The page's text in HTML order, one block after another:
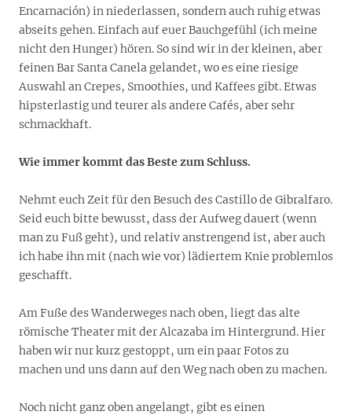
Encarnación) in niederlassen, sondern auch ruhig etwas
abseits gehen. Einfach auf euer Bauchgefühl (ich meine
nicht den Hunger) hören. So sind wir in der kleinen, aber
feinen Bar Santa Canela gelandet, wo es eine riesige
Auswahl an Crepes, Smoothies, und Kaffees gibt. Etwas
hipsterlastig und teurer als andere Cafés, aber sehr
schmackhaft.
Wie immer kommt das Beste zum Schluss.
Nehmt euch Zeit für den Besuch des Castillo de Gibralfaro.
Seid euch bitte bewusst, dass der Aufweg dauert (wenn
man zu Fuß geht), und relativ anstrengend ist, aber auch
ich habe ihn mit (nach wie vor) lädiertem Knie problemlos
geschafft.
Am Fuße des Wanderweges nach oben, liegt das alte
römische Theater mit der Alcazaba im Hintergrund. Hier
haben wir nur kurz gestoppt, um ein paar Fotos zu
machen und uns dann auf den Weg nach oben zu machen.
Noch nicht ganz oben angelangt, gibt es einen